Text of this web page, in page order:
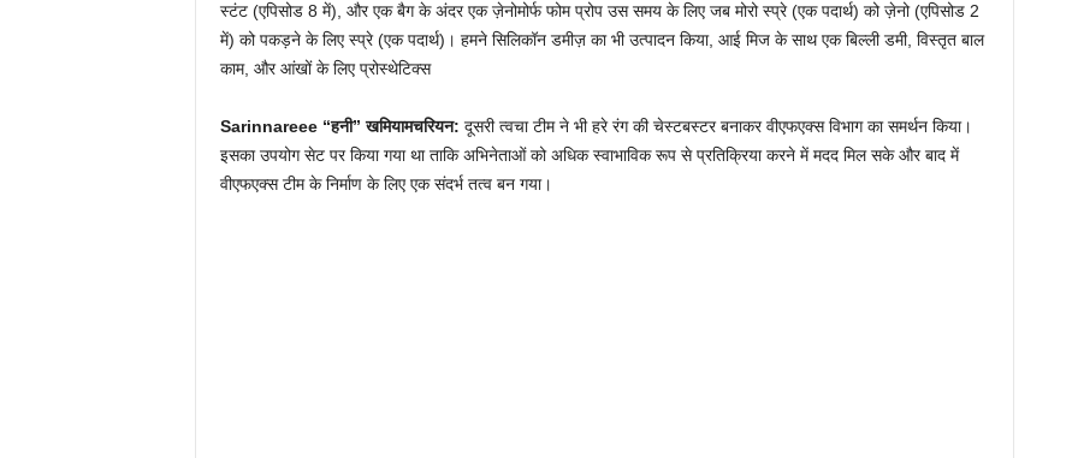
स्टंट (एपिसोड 8 में), और एक बैग के अंदर एक ज़ेनोमोर्फ फोम प्रोप उस समय के लिए जब मोरो स्प्रे (एक पदार्थ) को ज़ेनो (एपिसोड 2
में) को पकड़ने के लिए स्प्रे (एक पदार्थ)। हमने सिलिकॉन डमीज़ का भी उत्पादन किया, आई मिज के साथ एक बिल्ली डमी, विस्तृत बाल
काम, और आंखों के लिए प्रोस्थेटिक्स
Sarinnareee “हनी” खमियामचरियन: दूसरी त्वचा टीम ने भी हरे रंग की चेस्टबस्टर बनाकर वीएफएक्स विभाग का समर्थन किया।
इसका उपयोग सेट पर किया गया था ताकि अभिनेताओं को अधिक स्वाभाविक रूप से प्रतिक्रिया करने में मदद मिल सके और बाद में
वीएफएक्स टीम के निर्माण के लिए एक संदर्भ तत्व बन गया।